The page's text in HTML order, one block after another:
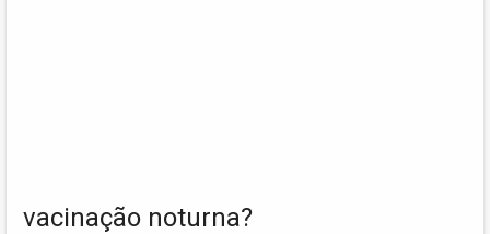
vacinação noturna?